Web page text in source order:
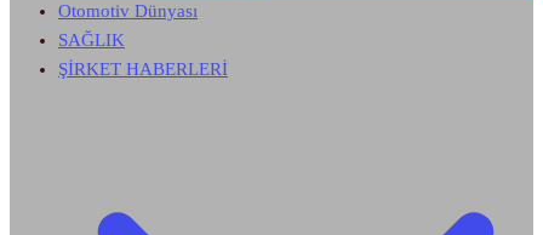
Otomotiv Dünyası
SAĞLIK
ŞİRKET HABERLERİ